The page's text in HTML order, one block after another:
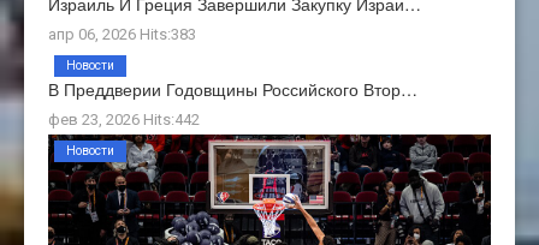
апр 06, 2026 Hits:383
В Преддверии Годовщины Российского Втор…
фев 23, 2026 Hits:442
Новости
Новости